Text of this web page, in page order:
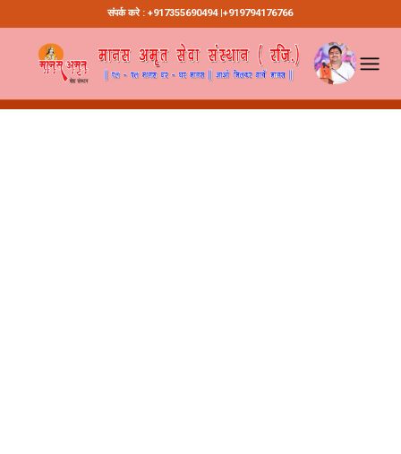
संपर्क करे : +917355690494 |+919794176766